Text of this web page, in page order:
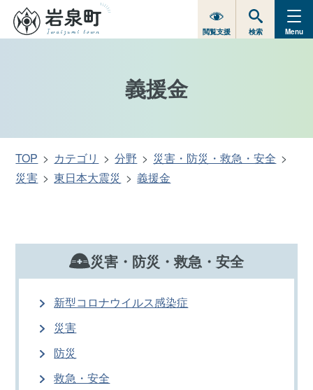
閲覧支援 検索 Menu
義援金
TOP カテゴリ 分野
災害・防災・救急・安全
災害
東日本大震災 義援金
災害・防災・救急・安全
新型コロナウイルス感染症
災害
防災
救急・安全